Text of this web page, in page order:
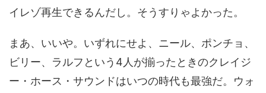
イレゾ再生できるんだし。そうすりゃよかった。
まあ、いいや。いずれにせよ、ニール、ポンチョ、
ビリー、ラルフという4人が揃ったときのクレイジ
ー・ホース・サウンドはいつの時代も最強だ。ウォ